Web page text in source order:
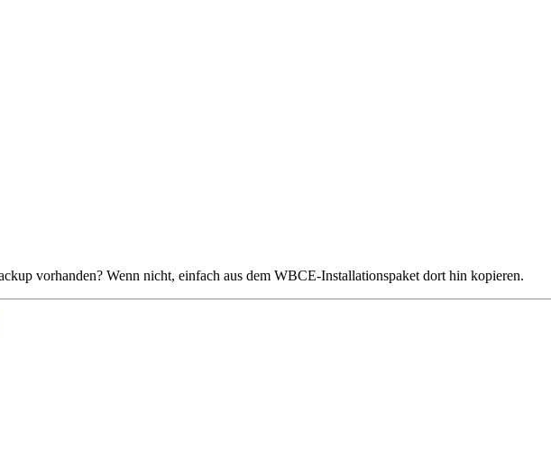
vorhanden? Wenn nicht, einfach aus dem WBCE-Installationspaket dort hin kopieren.